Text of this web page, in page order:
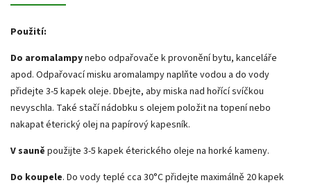
Použití:
Do aromalampynebo odpařovače k provonění bytu, kanceláře
apod. Odpařovací misku aromalampy naplňte vodou a do vody
přidejte 3-5 kapek oleje. Dbejte, aby miska nad hořící svíčkou
nevyschla. Také stačí nádobku s olejem položit na topení nebo
nakapat éterický olej na papírový kapesník.
V sauně použijte 3-5 kapek éterického oleje na horké kameny.
Do koupele. Do vody teplé cca 30°C přidejte maximálně 20 kapek